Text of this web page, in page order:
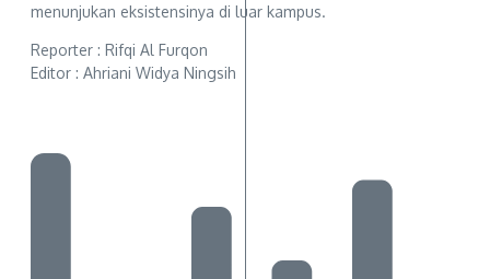
menunjukan eksistensinya di luar kampus.
Reporter : Rifqi Al Furqon
Editor : Ahriani Widya Ningsih